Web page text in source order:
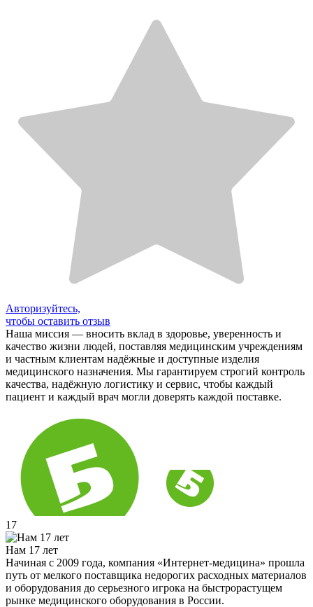
Авторизуйтесь,
чтобы оставить отзыв
Наша миссия — вносить вклад в здоровье, уверенность и
качество жизни людей, поставляя медицинским учреждениям
и частным клиентам надёжные и доступные изделия
медицинского назначения. Мы гарантируем строгий контроль
качества, надёжную логистику и сервис, чтобы каждый
пациент и каждый врач могли доверять каждой поставке.
17
Нам 17 лет
Начиная с 2009 года, компания «Интернет-медицина» прошла
путь от мелкого поставщика недорогих расходных материалов
и оборудования до серьезного игрока на быстрорастущем
рынке медицинского оборудования в России.